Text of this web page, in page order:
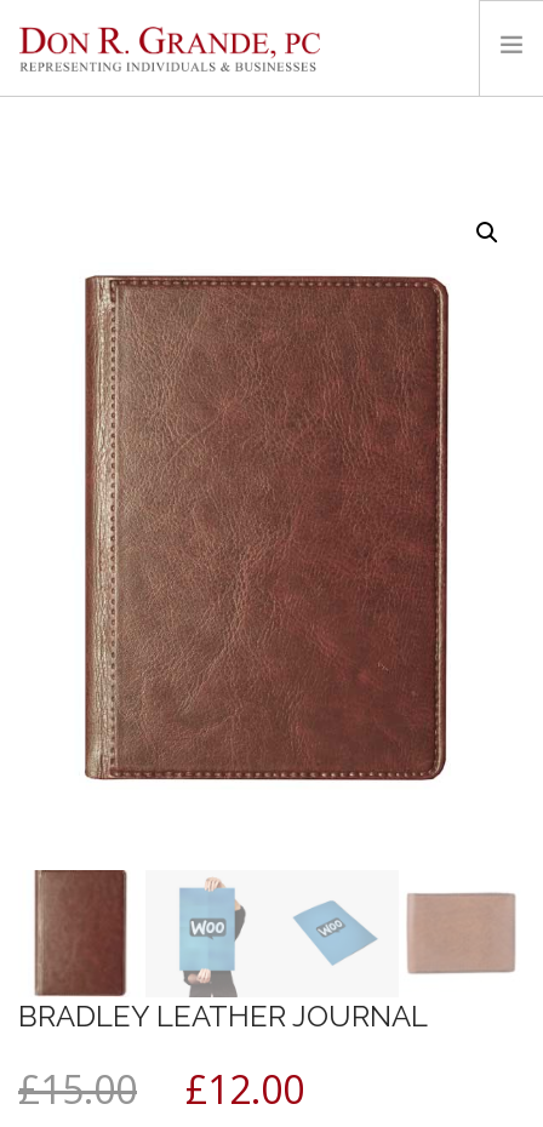
CONTACT
BRADLEY LEATHER JOURNAL
£15.00 £12.00